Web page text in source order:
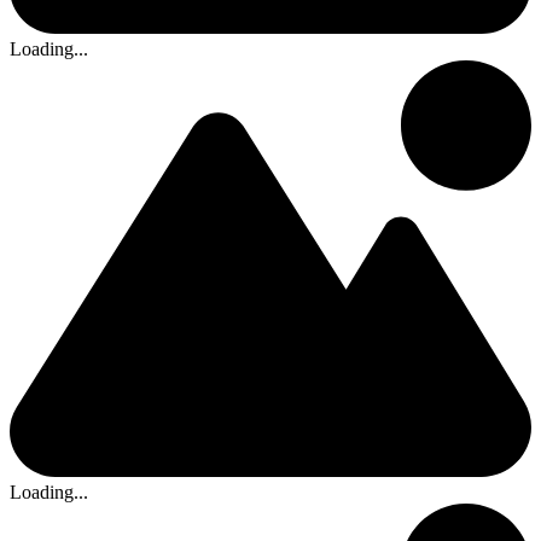
Loading...
Loading...